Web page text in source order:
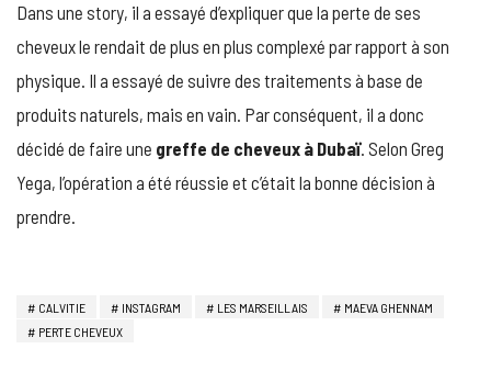
Dans une story, il a essayé d’expliquer que la perte de ses
cheveux le rendait de plus en plus complexé par rapport à son
physique. Il a essayé de suivre des traitements à base de
produits naturels, mais en vain. Par conséquent, il a donc
décidé de faire une greffe de cheveux à Dubaï. Selon Greg
Yega, l’opération a été réussie et c’était la bonne décision à
prendre.
CALVITIE INSTAGRAM LES MARSEILLAIS
MAEVA GHENNAM
PERTE CHEVEUX